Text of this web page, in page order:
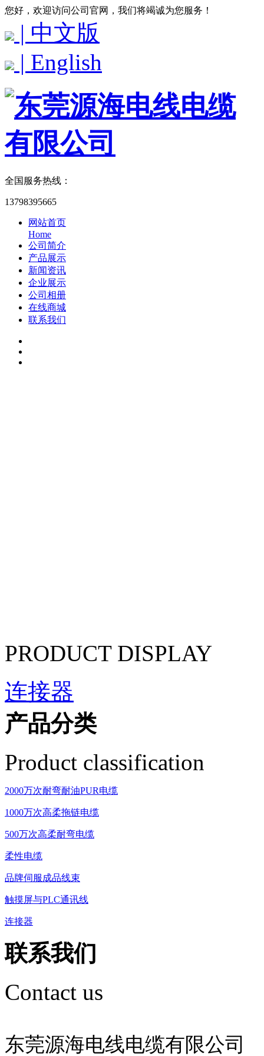
您好，欢迎访问公司官网，我们将竭诚为您服务！
| 中文版
| English
全国服务热线：
13798395665
网站首页
Home
公司简介
产品展示
新闻资讯
企业展示
公司相册
在线商城
联系我们
PRODUCT DISPLAY
连接器
产品分类
Product classification
2000万次耐弯耐油PUR电缆
1000万次高柔拖链电缆
500万次高柔耐弯电缆
柔性电缆
品牌伺服成品线束
触摸屏与PLC通讯线
连接器
联系我们
Contact us
东莞源海电线电缆有限公司